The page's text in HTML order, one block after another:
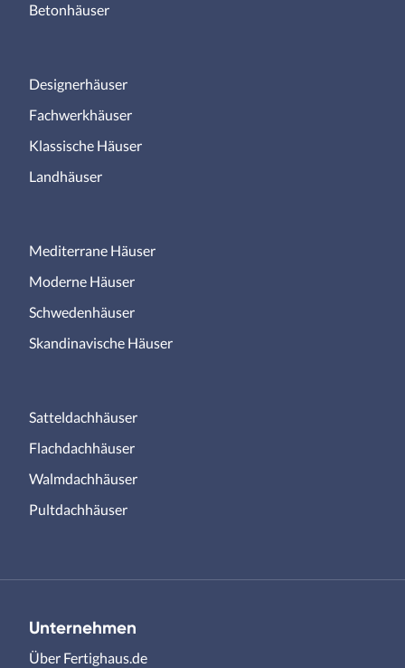
Betonhäuser
Designerhäuser
Fachwerkhäuser
Klassische Häuser
Landhäuser
Mediterrane Häuser
Moderne Häuser
Schwedenhäuser
Skandinavische Häuser
Satteldachhäuser
Flachdachhäuser
Walmdachhäuser
Pultdachhäuser
Unternehmen
Über Fertighaus.de